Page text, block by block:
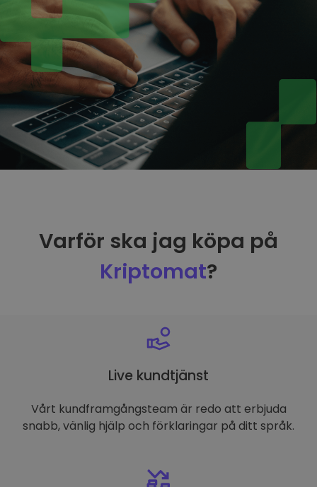
Varför ska jag köpa på
Kriptomat?
Live kundtjänst
Vårt kundframgångsteam är redo att erbjuda
snabb, vänlig hjälp och förklaringar på ditt språk.